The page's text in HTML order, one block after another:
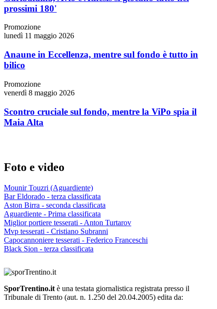
prossimi 180'
Promozione
lunedì 11 maggio 2026
Anaune in Eccellenza, mentre sul fondo è tutto in
bilico
Promozione
venerdì 8 maggio 2026
Scontro cruciale sul fondo, mentre la ViPo spia il
Maia Alta
Foto e video
Mounir Touzri (Aguardiente)
Bar Eldorado - terza classificata
Aston Birra - seconda classificata
Aguardiente - Prima classificata
Miglior portiere tesserati - Anton Turtarov
Mvp tesserati - Cristiano Subranni
Capocannoniere tesserati - Federico Franceschi
Black Sion - terza classificata
SporTrentino.it è una testata giornalistica registrata presso il
Tribunale di Trento (aut. n. 1.250 del 20.04.2005) edita da: